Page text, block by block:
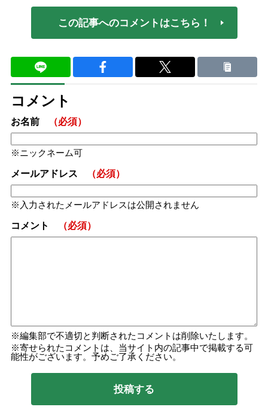
この記事へのコメントはこちら！
コメント
お名前 （必須）
ニックネーム可
メールアドレス （必須）
入力されたメールアドレスは公開されません
コメント （必須）
編集部で不適切と判断されたコメントは削除いたします。
寄せられたコメントは、当サイト内の記事中で掲載する可
能性がございます。予めご了承ください。